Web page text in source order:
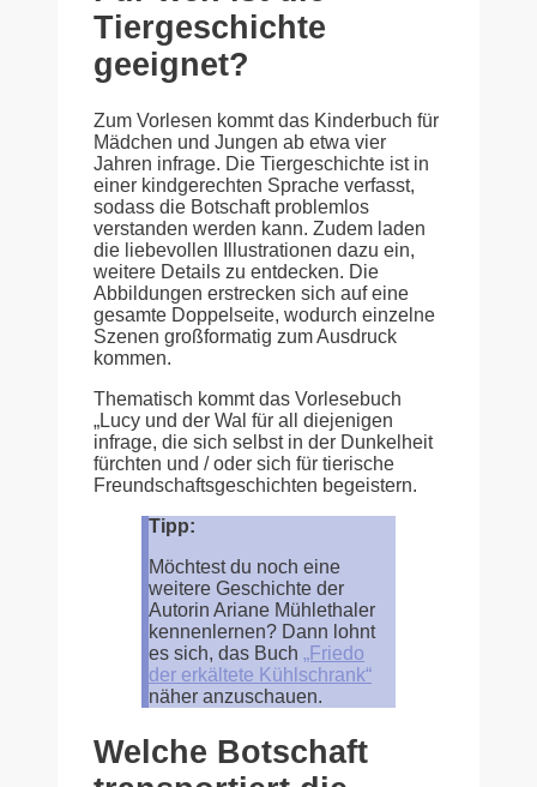
Tiergeschichte
geeignet?
Zum Vorlesen kommt das Kinderbuch für
Mädchen und Jungen ab etwa vier
Jahren infrage. Die Tiergeschichte ist in
einer kindgerechten Sprache verfasst,
sodass die Botschaft problemlos
verstanden werden kann. Zudem laden
die liebevollen Illustrationen dazu ein,
weitere Details zu entdecken. Die
Abbildungen erstrecken sich auf eine
gesamte Doppelseite, wodurch einzelne
Szenen großformatig zum Ausdruck
kommen.
Thematisch kommt das Vorlesebuch
„Lucy und der Wal für all diejenigen
infrage, die sich selbst in der Dunkelheit
fürchten und / oder sich für tierische
Freundschaftsgeschichten begeistern.
Tipp:
Möchtest du noch eine
weitere Geschichte der
Autorin Ariane Mühlethaler
kennenlernen? Dann lohnt
es sich, das Buch „Friedo
der erkältete Kühlschrank“
näher anzuschauen.
Welche Botschaft